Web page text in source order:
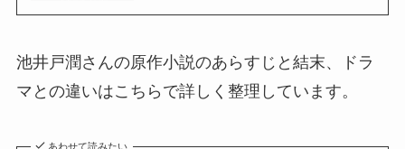
池井戸潤さんの原作小説のあらすじと結末、ドラ
マとの違いはこちらで詳しく整理しています。
あわせて読みたい